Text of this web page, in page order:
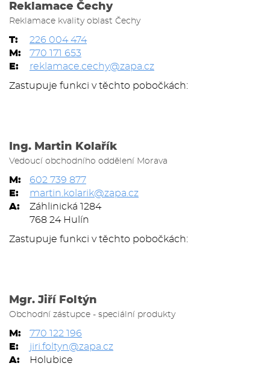
Reklamace Čechy
Reklamace kvality oblast Čechy
T:
226 004 474
M:
770 171 653
E:
reklamace.cechy@zapa.cz
Zastupuje funkci v těchto pobočkách:
Ing. Martin Kolařík
Vedoucí obchodního oddělení Morava
M:
602 739 877
E:
martin.kolarik@zapa.cz
A:
Záhlinická 1284
768 24 Hulín
Zastupuje funkci v těchto pobočkách:
Mgr. Jiří Foltýn
Obchodní zástupce - speciální produkty
M:
770 122 196
E:
jiri.foltyn@zapa.cz
A:
Holubice